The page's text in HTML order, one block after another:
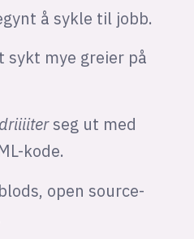
å sykle til jobb.
sykt mye greier på
driiiiter seg ut med
kode.
open source-